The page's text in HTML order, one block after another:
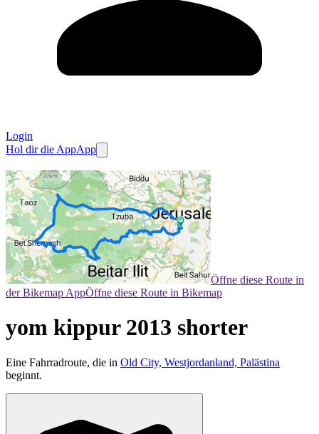
Login
Hol dir die AppApp
Öffne diese Route in
der Bikemap AppÖffne diese Route in Bikemap
yom kippur 2013 shorter
Eine Fahrradroute, die in Old City, Westjordanland, Palästina
beginnt.